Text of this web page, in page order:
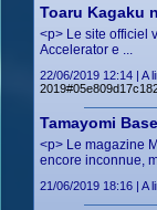
Toaru Kagaku
<p> Le site officiel
Accelerator e ...
22/06/2019 12:14 | A
Tamayomi
<p> Le magazine
encore inconnue,
21/06/2019 18:16 | A